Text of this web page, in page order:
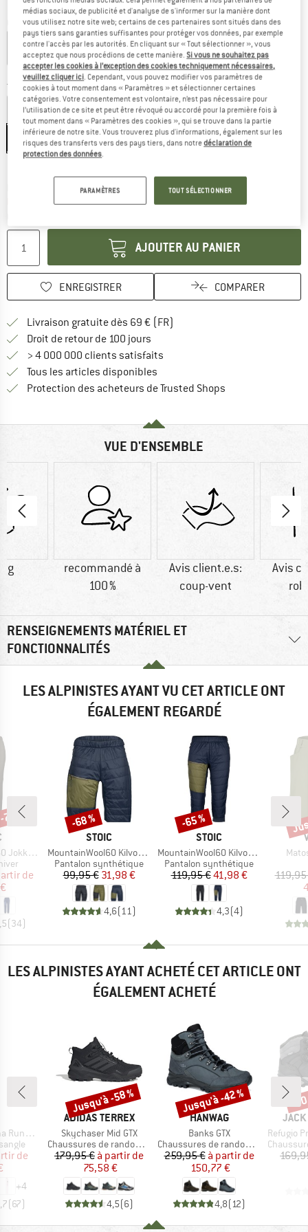
Couleur:Black
-30 %
Taille: EU56
EU46 EU48 EU50 EU52 EU54
EU56
Guide des tailles
Délai de livraison: 3-5 jours ouvrables
Le lien s'ouvre dans une boîte
Plus que 1 article en stock !
AJOUTER AU PANIER
ENREGISTRER COMPARER
Livraison gratuite dès 69 € (FR)
Droit de retour de 100 jours
> 4 000 000 clients satisfaits
Tous les articles disponibles
Protection des acheteurs de Trusted Shops
VUE D'ENSEMBLE
g
recommandé à
100 %
Avis client.e.s:
coup-vent
Avis
RENSEIGNEMENTS MATÉRIEL ET
FONCTIONNALITÉS
LES ALPINISTES AYANT VU CET ARTICLE ONT
ÉGALEMENT REGARDÉ
Pants
réduit
de
(34)
%
MARQUE
STOIC
Article
MountainWool60 KilvoSt. III Padded Shorts
Product group
Pantalon synthétique
Prix
99,95 €Prix réduit
31,98 €
4,6( 11)
Remise
-68 %
MARQUE
STOIC
Article
MountainWool60 KilvoSt. II Padded 3/4 Pants
Product group
Pantalon synthétique
Prix
119,95 €Prix réduit
41,98 €
4,3(4)
Remise
-65 %
LES ALPINISTES AYANT ACHETÉ CET ARTICLE ONT
ÉGALEMENT ACHETÉ
réduit
de
+4
(67)
MARQUE
ADIDAS TERREX
Article
Skychaser Mid GTX
Product group
Chaussures de randonnée
Prix
179,95 € Prix réduit
à partir de
75,58 €
4,5(6)
Remise
Jusqu'à -58 %
MARQUE
HANWAG
Article
Banks GTX
Product group
Chaussures de randonnée
Prix
259,95 € Prix réduit
à partir de
150,77 €
4,8(12)
Remise
Jusqu'à -42 %
Article
Refugio
Product
-
médias sociaux, de publicité et d'analyse de s'informer sur la manière dont
vous utilisez notre site web; certains de ces partenaires sont situés dans des
pays tiers sans garanties suffisantes pour protéger vos données, par exemple
contre l'accès par les autorités. En cliquant sur « Tout sélectionner », vous
acceptez que nous procédions de cette manière.Si vous ne souhaitez pas
accepter les cookies à l’exception des cookies techniquement nécessaires,
veuillez cliquer ici. Cependant, vous pouvez modifier vos paramètres de
cookies à tout moment dans « Paramètres » et sélectionner certaines
catégories. Votre consentement est volontaire, n’est pas nécessaire pour
l’utilisation de ce site et peut être révoqué ou accordé pour la première fois à
tout moment dans « Paramètres des cookies », qui se trouve dans la partie
inférieure de notre site. Vous trouverez plus d'informations, également sur les
risques des transferts vers des pays tiers, dans notredéclaration de
protection des données.
PARAMÈTRES TOUT SÉLECTIONNER